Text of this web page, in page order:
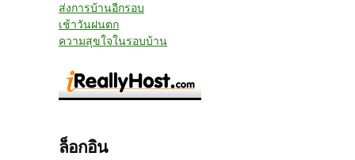
ส่งการบ้านอีกรอบ
เช้าวันฝนตก
ความสุขใจในรอบบ้าน
ล็อกอิน